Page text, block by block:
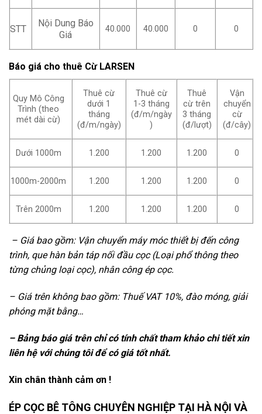
STT
Nội Dung Báo
Giá
40.000 40.000 0 0
Báo giá cho thuê Cừ LARSEN
Quy Mô Công
Trình (theo
mét dài cừ)
Thuê cừ
dưới 1
tháng
(đ/m/ngày)
Thuê cừ
1-3 tháng
(đ/m/ngày
)
Thuê
cừ trên
3 tháng
(đ/lượt)
Vận
chuyển
cừ
(đ/cây)
Dưới 1000m 1.200 1.200 1.200 0
1000m-2000m 1.200 1.200 1.200 0
Trên 2000m 1.200 1.200 1.200 0
– Giá bao gồm: Vận chuyển máy móc thiết bị đến công
trình, que hàn bản táp nối đầu cọc (Loại phổ thông theo
từng chủng loại cọc), nhân công ép cọc.
– Giá trên không bao gồm: Thuế VAT 10%, đào móng, giải
phóng mặt bằng…
– Bảng báo giá trên chỉ có tính chất tham khảo chi tiết xin
liên hệ với chúng tôi để có giá tốt nhất.
Xin chân thành cảm ơn !
ÉP CỌC BÊ TÔNG CHUYÊN NGHIỆP TẠI HÀ NỘI VÀ